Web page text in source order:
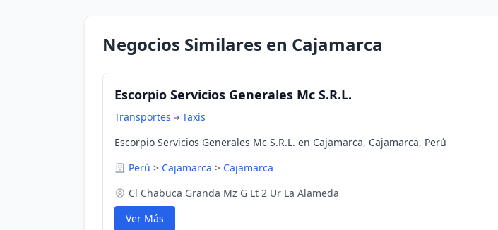
Negocios Similares en Cajamarca
Escorpio Servicios Generales Mc S.R.L.
Transportes
Taxis
Escorpio Servicios Generales Mc S.R.L. en Cajamarca, Cajamarca, Perú
Perú > Cajamarca > Cajamarca
Cl Chabuca Granda Mz G Lt 2 Ur La Alameda
Ver Más